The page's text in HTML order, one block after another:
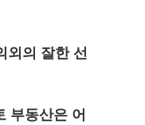
외의 잘한 선
부동산은 어